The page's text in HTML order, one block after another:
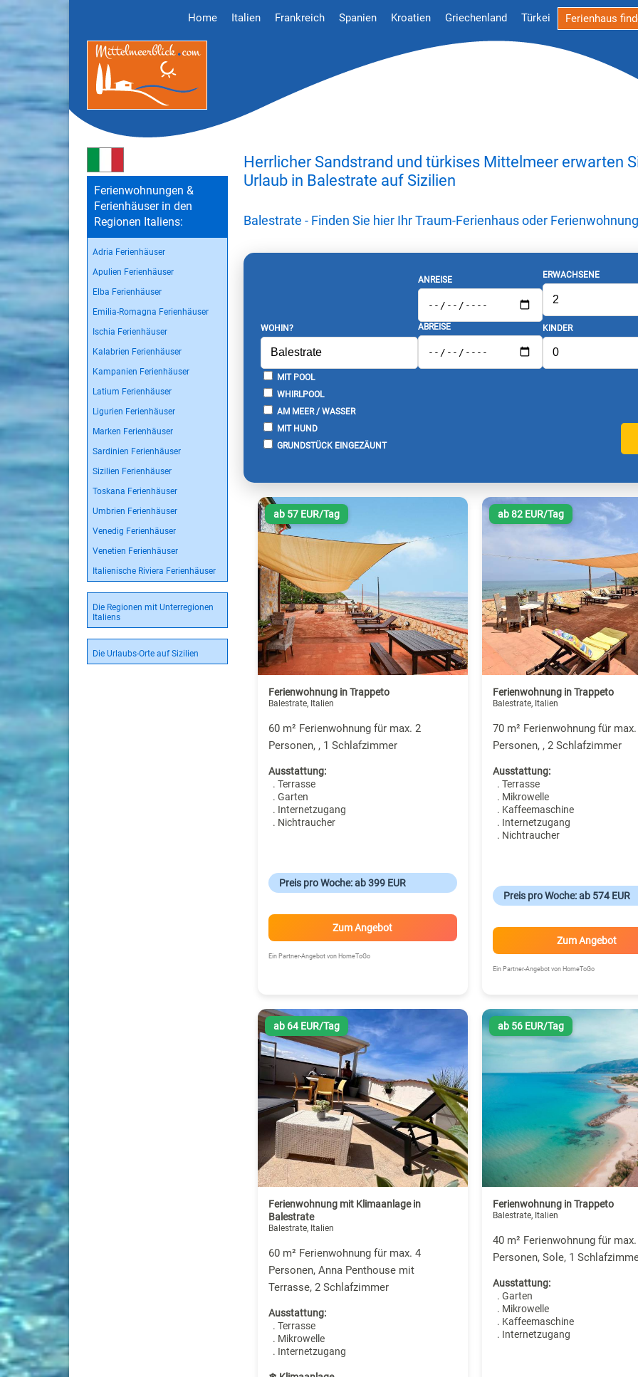
Home Italien Frankreich Spanien Kroatien Griechenland Türkei Ferienhaus
Ferienwohnungen &
Ferienhäuser in den
Regionen Italiens:
Adria Ferienhäuser
Apulien Ferienhäuser
Elba Ferienhäuser
Emilia-Romagna Ferienhäuser
Ischia Ferienhäuser
Kalabrien Ferienhäuser
Kampanien Ferienhäuser
Latium Ferienhäuser
Ligurien Ferienhäuser
Marken Ferienhäuser
Sardinien Ferienhäuser
Sizilien Ferienhäuser
Toskana Ferienhäuser
Umbrien Ferienhäuser
Venedig Ferienhäuser
Venetien Ferienhäuser
Italienische Riviera Ferienhäuser
Die Regionen mit Unterregionen
Italiens
Die Urlaubs-Orte auf Sizilien
Herrlicher Sandstrand und türkises Mittelmeer erwarten
Urlaub in Balestrate auf Sizilien
Balestrate - Finden Sie hier Ihr Traum-Ferienhaus oder Ferienwohnung
WOHIN?
ANREISE
ABREISE
ERWACHSENE
KINDER
MIT POOL
WHIRLPOOL
AM MEER / WASSER
MIT HUND
GRUNDSTÜCK EINGEZÄUNT
ab 57 EUR/Tag
Ferienwohnung in Trappeto
Balestrate, Italien
60 m² Ferienwohnung für max. 2
Personen, , 1 Schlafzimmer
Ausstattung:
. Terrasse
. Garten
. Internetzugang
. Nichtraucher
Preis pro Woche: ab 399 EUR
Zum Angebot
Ein Partner-Angebot von HomeToGo
ab 82 EUR/Tag
Ferienwohnung in Trappeto
Balestrate, Italien
70 m² Ferienwohnung für
Personen, , 2 Schlafzimmer
Ausstattung:
. Terrasse
. Mikrowelle
. Kaffeemaschine
. Internetzugang
. Nichtraucher
Preis pro Woche: ab 574 EUR
Zum Angebot
Ein Partner-Angebot von HomeToGo
ab 64 EUR/Tag
Ferienwohnung mit Klimaanlage in
Balestrate
Balestrate, Italien
60 m² Ferienwohnung für max. 4
Personen, Anna Penthouse mit
Terrasse, 2 Schlafzimmer
Ausstattung:
. Terrasse
. Mikrowelle
. Internetzugang
ab 56 EUR/Tag
Ferienwohnung in Trappeto
Balestrate, Italien
40 m² Ferienwohnung für
Personen, Sole, 1
Ausstattung:
. Garten
. Mikrowelle
. Kaffeemaschine
. Internetzugang